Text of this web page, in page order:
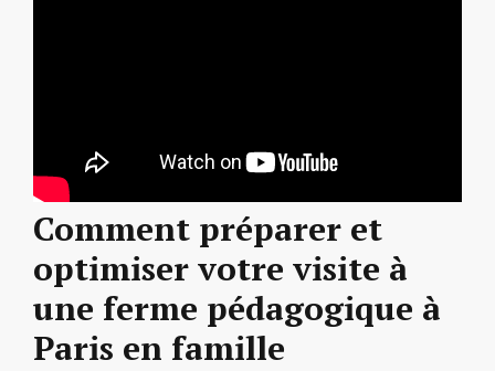
Comment préparer et
optimiser votre visite à
une ferme pédagogique à
Paris en famille